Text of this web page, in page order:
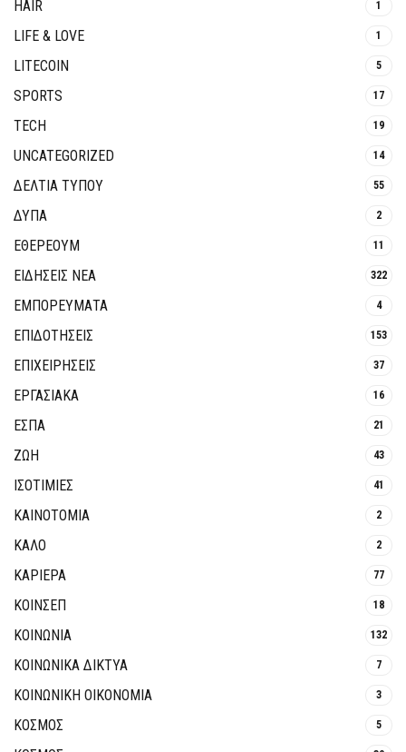
HAIR 1
LIFE & LOVE 1
LITECOIN 5
SPORTS 17
TECH 19
UNCATEGORIZED 14
ΔΕΛΤΙΑ ΤΥΠΟΥ 55
ΔΥΠΑ 2
ΕΘΈΡΕΟΥΜ 11
ΕΙΔΗΣΕΙΣ ΝΕΑ 322
ΕΜΠΟΡΕΥΜΑΤΑ 4
ΕΠΙΔΟΤΗΣΕΙΣ 153
ΕΠΙΧΕΙΡΗΣΕΙΣ 37
ΕΡΓΑΣΙΑΚΑ 16
ΕΣΠΑ 21
ΖΩΗ 43
ΙΣΟΤΙΜΙΕΣ 41
ΚΑΙΝΟΤΟΜΊΑ 2
ΚΑΛΟ 2
ΚΑΡΙΕΡΑ 77
ΚΟΙΝΣΕΠ 18
ΚΟΙΝΩΝΙΑ 132
ΚΟΙΝΩΝΙΚΆ ΔΊΚΤΥΑ 7
ΚΟΙΝΩΝΙΚΉ ΟΙΚΟΝΟΜΊΑ 3
ΚΟΣΜΟΣ 5